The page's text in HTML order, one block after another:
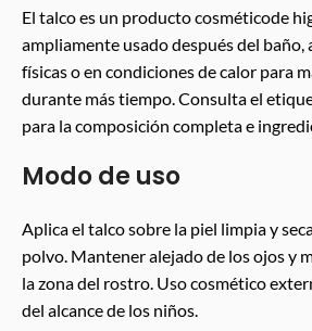
El talco es un producto cosméticode
ampliamente usado después del baño,
físicas o en condiciones de calor para
durante más tiempo. Consulta el
para la composición completa e
Modo de uso
Aplica el talco sobre la piel limpia y
polvo. Mantener alejado de los ojos y
la zona del rostro. Uso cosmético
del alcance de los niños.